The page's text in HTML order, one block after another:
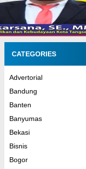
CATEGORIES
Advertorial
Bandung
Banten
Banyumas
Bekasi
Bisnis
Bogor